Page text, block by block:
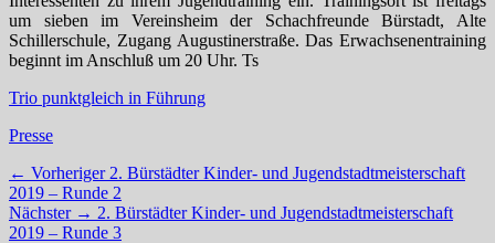
um sieben im Vereinsheim der Schachfreunde Bürstadt, Alte
Schillerschule, Zugang Augustinerstraße.Das Erwachsenentraining
beginnt im Anschluß um 20 Uhr. Ts
Trio punktgleich in Führung
Kategorien
Presse
Beitragsnavigation
← Vorheriger Vorheriger
Beitrag:
2. Bürstädter Kinder- und Jugendstadtmeisterschaft
2019 – Runde 2
Nächster → Nächster
Beitrag:
2. Bürstädter Kinder- und Jugendstadtmeisterschaft
2019 – Runde 3